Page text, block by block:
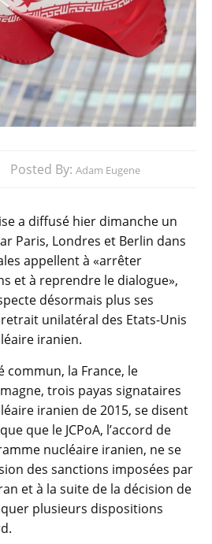
Posted By: Adam Eugene
a diffusé hier dimanche un
Paris, Londres et Berlin dans
appellent à «arrêter
et à reprendre le dialogue»,
désormais plus ses
unilatéral des Etats-Unis
iranien.
commun, la France, le
trois payas signataires
iranien de 2015, se disent
que le JCPoA, l’accord de
nucléaire iranien, ne se
des sanctions imposées par
et à la suite de la décision de
plusieurs dispositions